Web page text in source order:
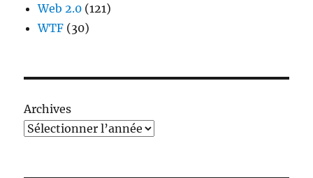
Web 2.0 (121)
WTF (30)
Archives